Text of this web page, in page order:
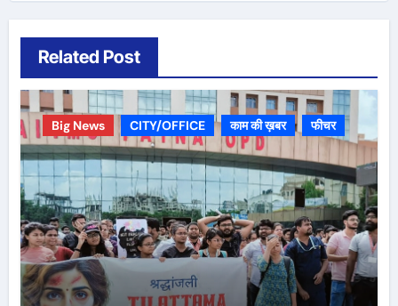
Related Post
Big News CITY/OFFICE काम की ख़बर फीचर